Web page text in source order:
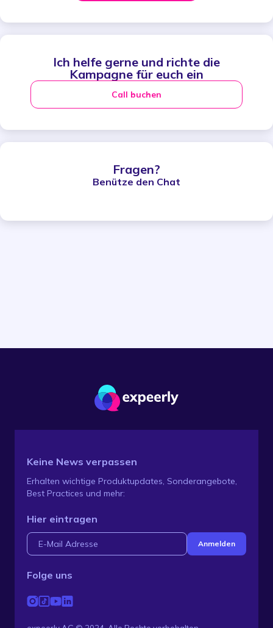
Ich helfe gerne und richte die
Kampagne für euch ein
Call buchen
Fragen?
Benütze den Chat
Keine News verpassen
Erhalten wichtige Produktupdates, Sonderangebote,
Best Practices und mehr:
Hier eintragen
Folge uns